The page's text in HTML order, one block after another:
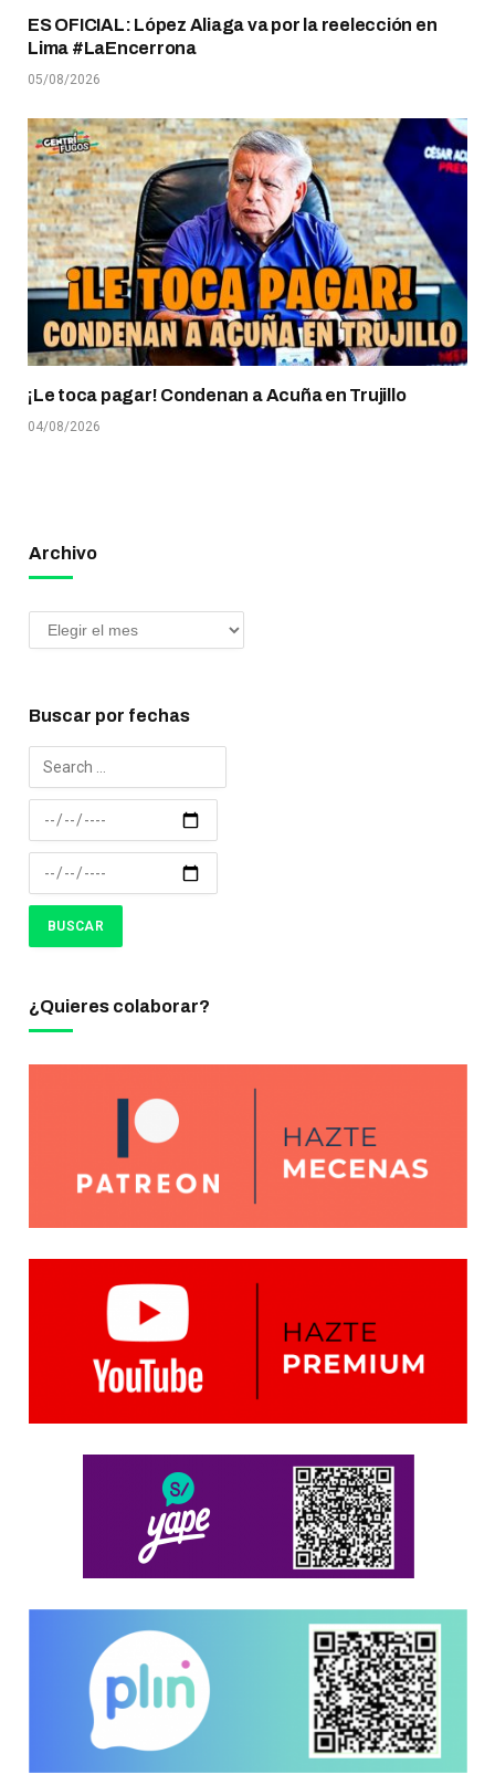
ES OFICIAL: López Aliaga va por la reelección en
Lima #LaEncerrona
05/08/2026
¡Le toca pagar! Condenan a Acuña en Trujillo
04/08/2026
Archivo
Buscar por fechas
¿Quieres colaborar?